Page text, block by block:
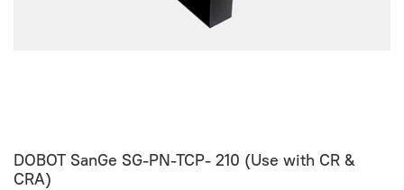
DOBOT SanGe SG-PN-TCP- 210 (Use with CR &
CRA)